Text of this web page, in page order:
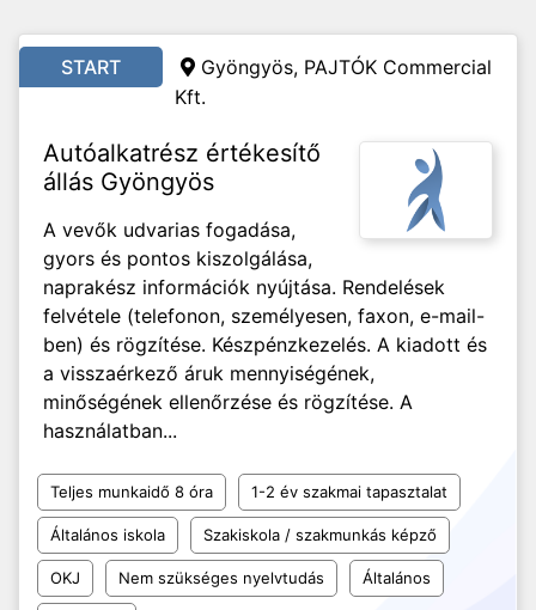
START
Gyöngyös, PAJTÓK Commercial
Kft.
Autóalkatrész értékesítő
állás Gyöngyös
A vevők udvarias fogadása,
gyors és pontos kiszolgálása,
naprakész információk nyújtása. Rendelések
felvétele (telefonon, személyesen, faxon, e-mail-
ben) és rögzítése. Készpénzkezelés. A kiadott és
a visszaérkező áruk mennyiségének,
minőségének ellenőrzése és rögzítése. A
használatban...
Teljes munkaidő 8 óra 1-2 év szakmai tapasztalat
Általános iskola Szakiskola / szakmunkás képző
OKJ Nem szükséges nyelvtudás Általános